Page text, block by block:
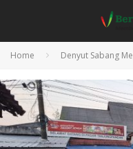
Home Denyut Sabang